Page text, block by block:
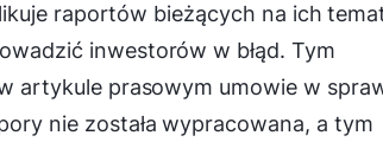
raportów bieżących na ich
inwestorów w błąd. Tym
artykule prasowym umowie w
nie została wypracowana, a tym